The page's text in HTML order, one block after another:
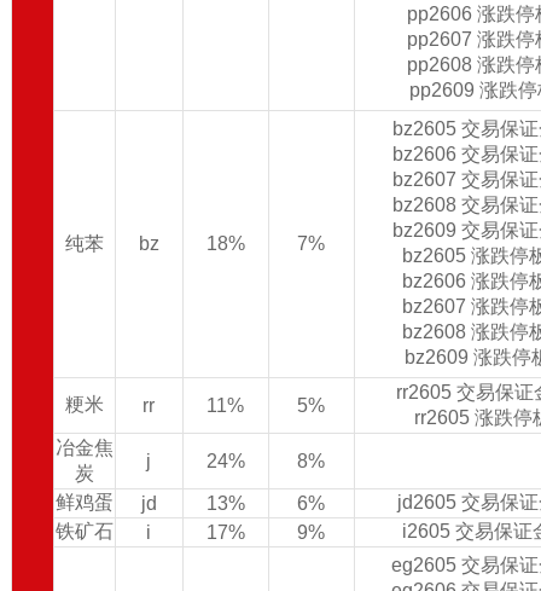
pp2606 涨跌
pp2607 涨跌
pp2608 涨跌
pp2609 涨跌
纯苯 bz 18% 7%
bz2605 交易保
bz2606 交易保
bz2607 交易保
bz2608 交易保
bz2609 交易保
bz2605 涨跌停
bz2606 涨跌停
bz2607 涨跌停
bz2608 涨跌停
bz2609 涨跌停
粳米 rr 11% 5%
rr2605 交易保
rr2605 涨跌停
冶金焦
炭
j 24%
8%
鲜鸡蛋
jd 13% 6%
jd2605 交易保
铁矿石
i 17% 9% i2605 交易保证
eg2605 交易保